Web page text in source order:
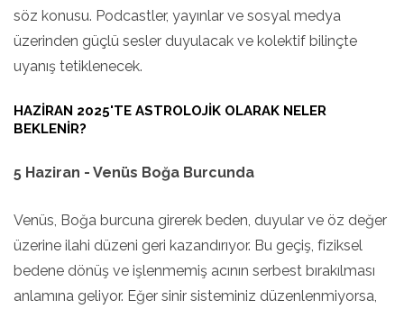
söz konusu. Podcastler, yayınlar ve sosyal medya
üzerinden güçlü sesler duyulacak ve kolektif bilinçte
uyanış tetiklenecek.
HAZIRAN 2025'TE ASTROLOJIK OLARAK NELER
BEKLENIR?
5 Haziran - Venüs Boğa Burcunda
Venüs, Boğa burcuna girerek beden, duyular ve öz değer
üzerine ilahi düzeni geri kazandırıyor. Bu geçiş, fiziksel
bedene dönüş ve işlenmemiş acının serbest bırakılması
anlamına geliyor. Eğer sinir sisteminiz düzenlenmiyorsa,